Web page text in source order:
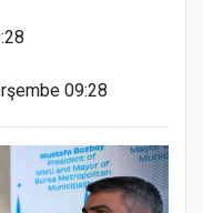
09:28